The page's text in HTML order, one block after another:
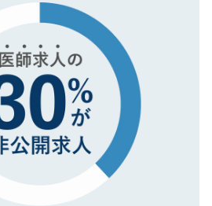
関してもご安心ください。